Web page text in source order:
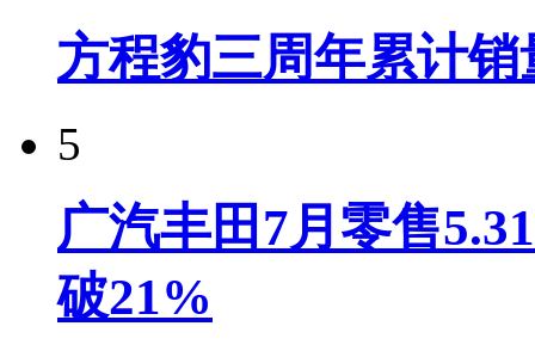
方程豹三周年累计
5
广汽丰田7月零售
破21%